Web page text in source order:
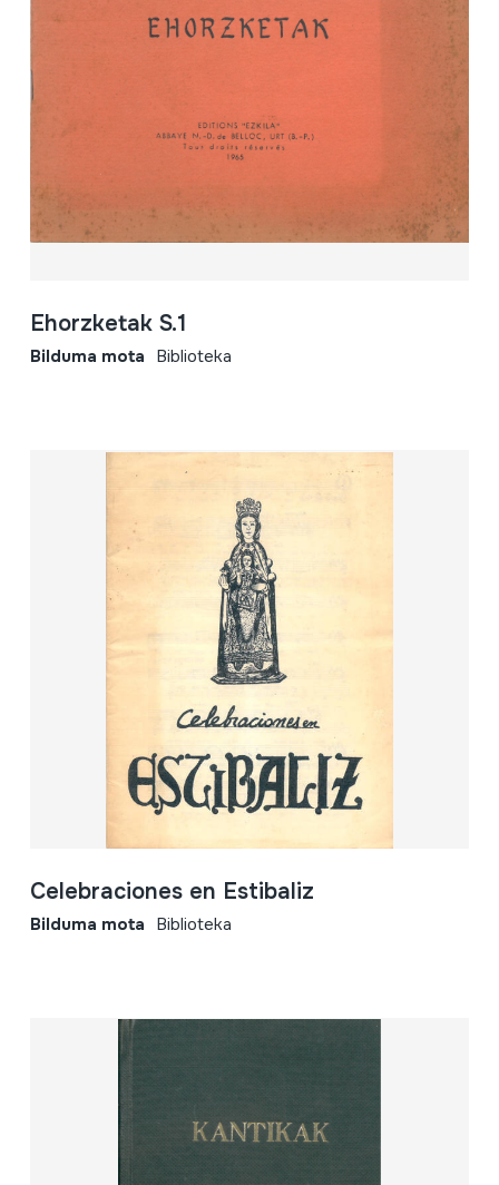
Ehorzketak S.1
Bilduma mota Biblioteka
Celebraciones en Estibaliz
Bilduma mota Biblioteka